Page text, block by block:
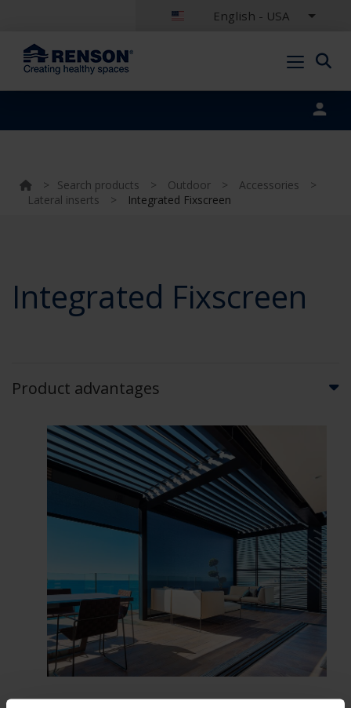
English - USA
> Search products > Outdoor > Accessories
>
Lateral inserts
> Integrated Fixscreen
Integrated Fixscreen
Product advantages